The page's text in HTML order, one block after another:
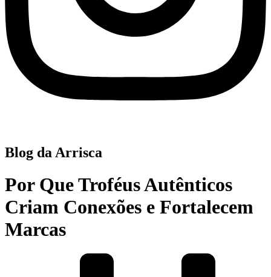
Blog da Arrisca
Por Que Troféus Autênticos
Criam Conexões e Fortalecem
Marcas